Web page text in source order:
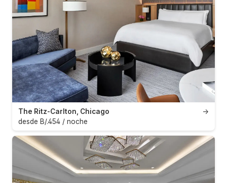
→
The Ritz-Carlton, Chicago
desde B/.454 / noche